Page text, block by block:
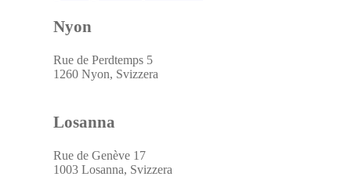
Nyon
Rue de Perdtemps 5
1260 Nyon, Svizzera
Losanna
Rue de Genève 17
1003 Losanna, Svizzera